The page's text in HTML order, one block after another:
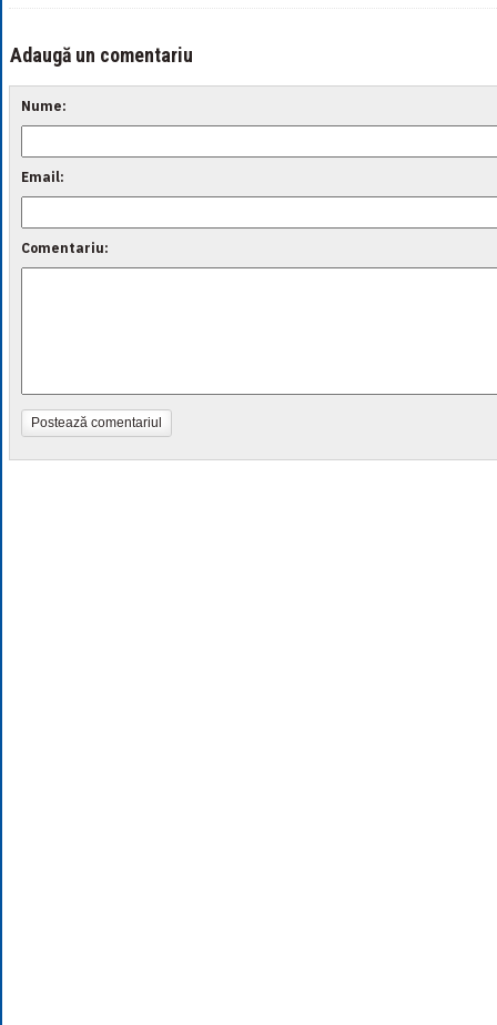
Adaugă un comentariu
Nume:
Email:
Comentariu:
Postează comentariul